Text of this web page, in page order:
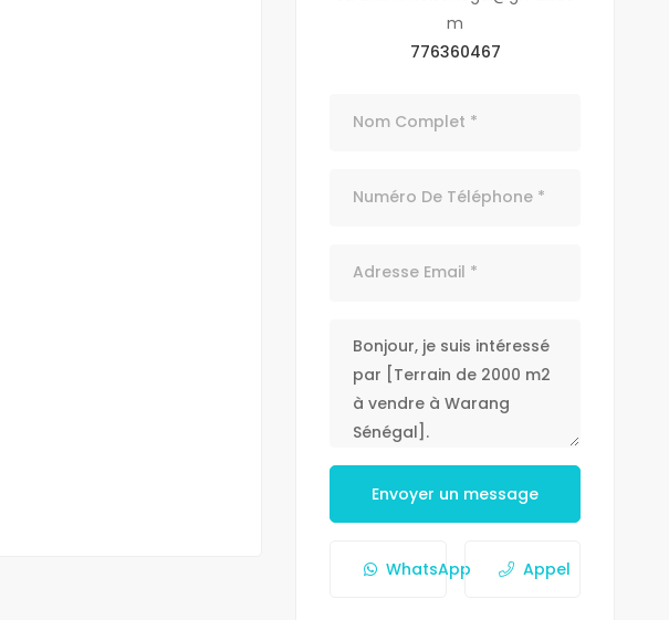
m
776360467
Envoyer un message
WhatsApp Appel